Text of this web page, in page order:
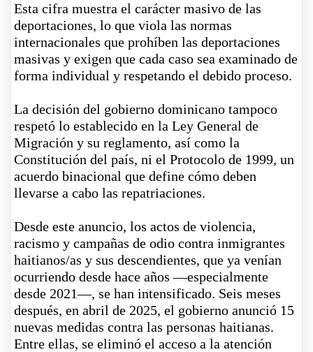
Esta cifra muestra el carácter masivo de las
deportaciones, lo que viola las normas
internacionales que prohíben las deportaciones
masivas y exigen que cada caso sea examinado de
forma individual y respetando el debido proceso.
La decisión del gobierno dominicano tampoco
respetó lo establecido en la Ley General de
Migración y su reglamento, así como la
Constitución del país, ni el Protocolo de 1999, un
acuerdo binacional que define cómo deben
llevarse a cabo las repatriaciones.
Desde este anuncio, los actos de violencia,
racismo y campañas de odio contra inmigrantes
haitianos/as y sus descendientes, que ya venían
ocurriendo desde hace años —especialmente
desde 2021—, se han intensificado. Seis meses
después, en abril de 2025, el gobierno anunció 15
nuevas medidas contra las personas haitianas.
Entre ellas, se eliminó el acceso a la atención